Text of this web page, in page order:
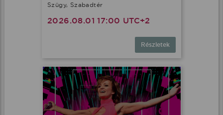
Szügy, Szabadtér
2026.08.01 17:00 UTC+2
Részletek